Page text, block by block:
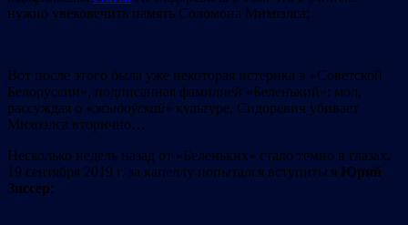
нужно увековечить память Соломона Михоэлса:
Вот после этого была уже некоторая истерика в «Советской
Белоруссии», подписанная фамилией «Беленький»: мол,
рассуждая о «жыдоўскай» культуре, Сидоревич убивает
Михоэлса вторично…
Несколько недель назад от «Беленьких» стало темно в глазах.
19 сентября 2019 г. за капеллу попытался вступиться Юрий
Зиссер: